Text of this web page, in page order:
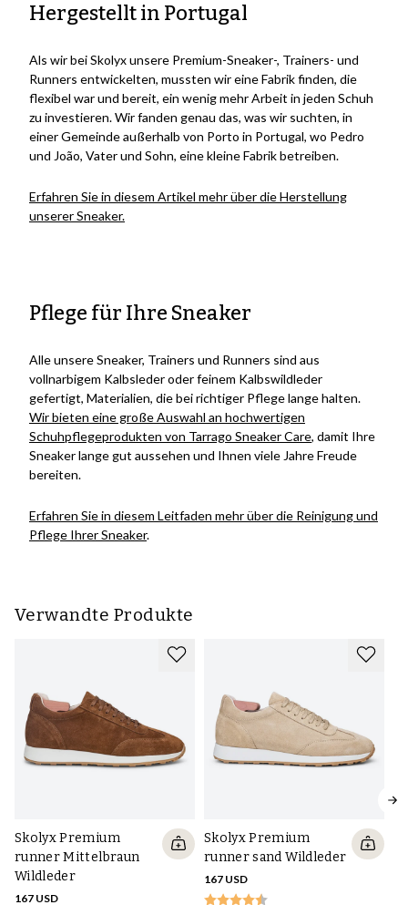
Hergestellt in Portugal
Als wir bei Skolyx unsere Premium-Sneaker-, Trainers- und
Runners entwickelten, mussten wir eine Fabrik finden, die
flexibel war und bereit, ein wenig mehr Arbeit in jeden Schuh
zu investieren. Wir fanden genau das, was wir suchten, in
einer Gemeinde außerhalb von Porto in Portugal, wo Pedro
und João, Vater und Sohn, eine kleine Fabrik betreiben.
Erfahren Sie in diesem Artikel mehr über die Herstellung
unserer Sneaker.
Pflege für Ihre Sneaker
Alle unsere Sneaker, Trainers und Runners sind aus
vollnarbigem Kalbsleder oder feinem Kalbswildleder
gefertigt, Materialien, die bei richtiger Pflege lange halten.
Wir bieten eine große Auswahl an hochwertigen
Schuhpflegeprodukten von Tarrago Sneaker Care, damit Ihre
Sneaker lange gut aussehen und Ihnen viele Jahre Freude
bereiten.
Erfahren Sie in diesem Leitfaden mehr über die Reinigung und
Pflege Ihrer Sneaker.
Verwandte Produkte
Skolyx Premium
runner Mittelbraun
Wildleder
167 USD
Skolyx Premium
runner sand Wildleder
167 USD